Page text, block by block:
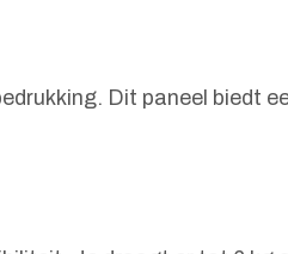
Dit paneel biedt